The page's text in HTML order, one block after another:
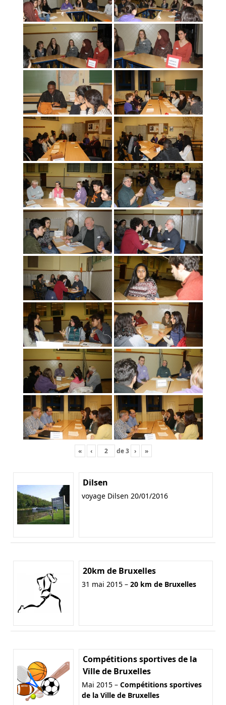
« ‹ de3 › »
Dilsen
voyage Dilsen 20/01/2016
20km de Bruxelles
31 mai 2015 – 20 km de Bruxelles
Compétitions sportives de la
Ville de Bruxelles
Mai 2015 – Compétitions sportives
de la Ville de Bruxelles